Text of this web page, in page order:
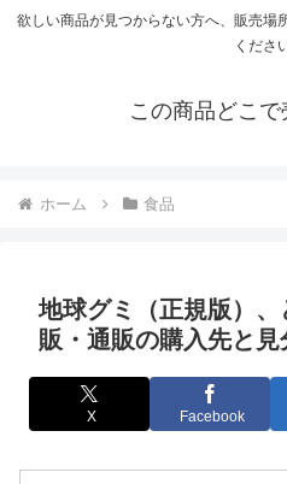
欲しい商品が見つからない方へ、販売場
くださ
この商品どこで
ホーム 食品
地球グミ（正規版）
販・通販の購入先と
X Facebook